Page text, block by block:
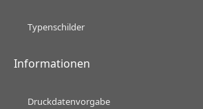
Typenschilder
Informationen
Druckdatenvorgabe